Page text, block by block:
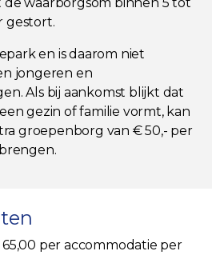
gestort.
en is daarom niet
jongeren en
Als bij aankomst blijkt dat
gezin of familie vormt, kan
groepenborg van € 50,- per
per accommodatie per